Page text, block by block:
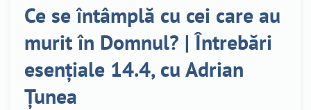
Ce se întâmplă cu cei care au
murit în Domnul? | Întrebări
esențiale 14.4, cu Adrian
Țunea